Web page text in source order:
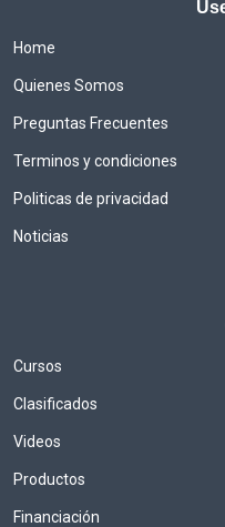
Home
Quienes Somos
Preguntas Frecuentes
Terminos y condiciones
Politicas de privacidad
Noticias
Cursos
Clasificados
Videos
Productos
Financiación